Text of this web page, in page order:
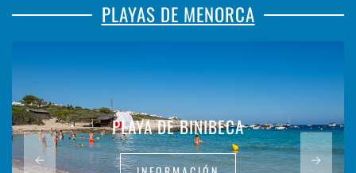
PLAYAS DE MENORCA
PLAYA DE BINIBECA